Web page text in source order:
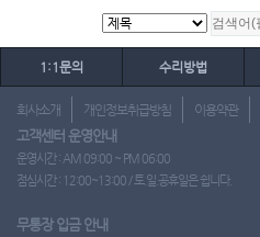
1:1문의 수리방법
회사소개 개인정보취급방침 이용약관
고객센터 운영안내
운영시간 : AM 09:00 ~ PM 06:00
점심시간 : 12:00~13:00 / 토.일.공휴일은 쉽니다.
무통장 입금 안내